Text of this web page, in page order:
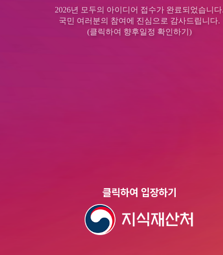
2026년 모두의 아이디어 접수가 완료되었습니
국민 여러분의 참여에 진심으로 감사드립니다.
(클릭하여 향후일정 확인하기)
클릭하여 입장하기